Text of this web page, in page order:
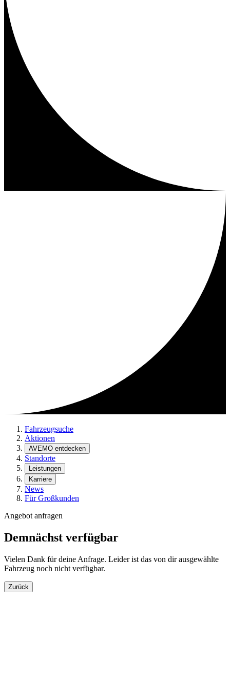
Fahrzeugsuche
Aktionen
AVEMO entdecken
Standorte
Leistungen
Karriere
News
Für Großkunden
Angebot anfragen
Demnächst verfügbar
Vielen Dank für deine Anfrage. Leider ist das von dir ausgewählte
Fahrzeug noch nicht verfügbar.
Zurück